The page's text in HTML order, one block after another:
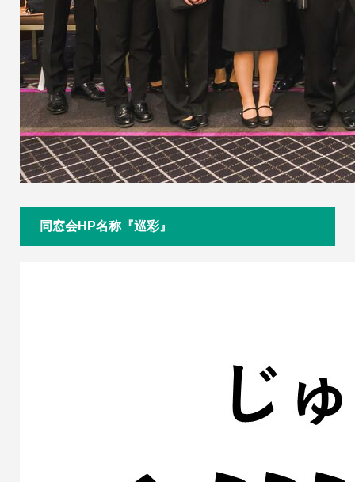
同窓会HP名称『巡彩』